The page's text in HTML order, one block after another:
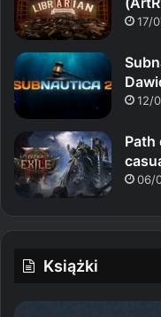
17/
12/
Path
06/
Książki